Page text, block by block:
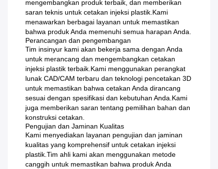
mengembangkan produk terbaik, dan memberikan
saran teknis untuk cetakan injeksi plastik.Kami
menawarkan berbagai layanan untuk memastikan
bahwa produk Anda memenuhi semua harapan Anda.
Perancangan dan pengembangan
Tim insinyur kami akan bekerja sama dengan Anda
untuk merancang dan mengembangkan cetakan
injeksi plastik terbaik.Kami menggunakan perangkat
lunak CAD/CAM terbaru dan teknologi pencetakan 3D
untuk memastikan bahwa cetakan Anda dirancang
sesuai dengan spesifikasi dan kebutuhan Anda.Kami
juga memberikan saran tentang pemilihan bahan dan
konstruksi cetakan.
Pengujian dan Jaminan Kualitas
Kami menyediakan layanan pengujian dan jaminan
kualitas yang komprehensif untuk cetakan injeksi
plastik.Tim ahli kami akan menggunakan metode
canggih untuk memastikan bahwa produk Anda